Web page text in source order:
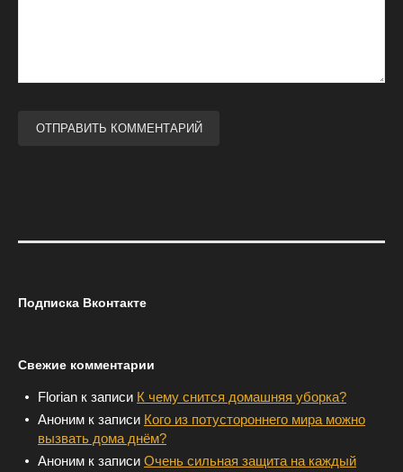
Подписка Вконтакте
Свежие комментарии
Florian к записи К чему снится домашняя уборка?
Аноним к записи Кого из потустороннего мира можно
вызвать дома днём?
Аноним к записи Очень сильная защита на каждый